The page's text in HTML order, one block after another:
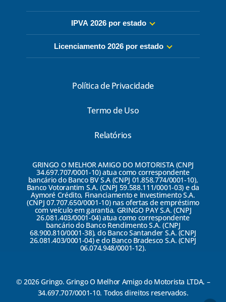
IPVA 2026 por estado
Licenciamento 2026 por estado
Política de Privacidade
Termo de Uso
Relatórios
GRINGO O MELHOR AMIGO DO MOTORISTA (CNPJ
34.697.707/0001-10) atua como correspondente
bancário do Banco BV S.A (CNPJ 01.858.774/0001-10),
Banco Votorantim S.A. (CNPJ 59.588.111/0001-03) e da
Aymoré Crédito, Financiamento e Investimento S.A.
(CNPJ 07.707.650/0001-10) nas ofertas de empréstimo
com veículo em garantia. GRINGO PAY S.A. (CNPJ
26.081.403/0001-04) atua como correspondente
bancário do Banco Rendimento S.A. (CNPJ
68.900.810/0001-38), do Banco Santander S.A. (CNPJ
26.081.403/0001-04) e do Banco Bradesco S.A. (CNPJ
06.074.948/0001-12).
© 2026 Gringo. Gringo O Melhor Amigo do Motorista LTDA. –
34.697.707/0001-10. Todos direitos reservados.